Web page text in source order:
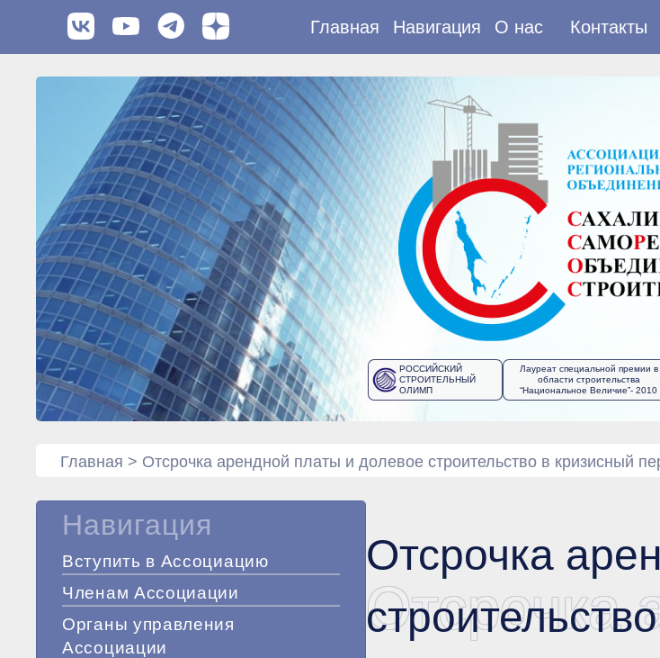
Главная Навигация О нас Контакты
РОССИЙСКИЙ
СТРОИТЕЛЬНЫЙ
ОЛИМП
Лауреат специальной премии в
области строительства
“Национальное Величие”- 2010
Главная > Отсрочка арендной платы и долевое строительство в кризисный
Навигация
Вступить в Ассоциацию
Членам Ассоциации
Органы управления
Ассоциации
Отсрочка
Отсрочка